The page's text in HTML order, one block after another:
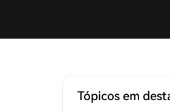
Tópicos em